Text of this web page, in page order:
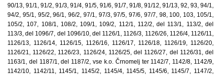
90/13, 91/1, 91/2, 91/3, 91/4, 91/5, 91/6, 91/7, 91/8, 91/12, 91/13, 92, 93, 94/1,
94/2, 95/1, 95/2, 96/1, 96/2, 97/1, 97/3, 97/5, 97/6, 97/7, 98, 100, 103, 105/1,
105/2, 107, 108/1, 108/2, 109/1, 109/2, 112/1, 112/2, del 113/1, 113/2, del
113/3, del 1096/7, del 1096/10, del 1126/1, 1126/3, 1126/26, 1126/4, 1126/11,
1126/13, 1126/14, 1126/15, 1126/16, 1126/17, 1126/18, 1126/19, 1126/20,
1126/21, 1126/22, 1126/23, 1126/24, 1126/25, del 1126/27, del 1126/31, del
1163/1, del 1187/1, del 1187/2, vse k.o. Črnomelj ter 1142/7, 1142/8, 1142/9,
1142/10, 1142/11, 1145/1, 1145/2, 1145/4, 1145/5, 1145/6, 1145/7, 1147/2,